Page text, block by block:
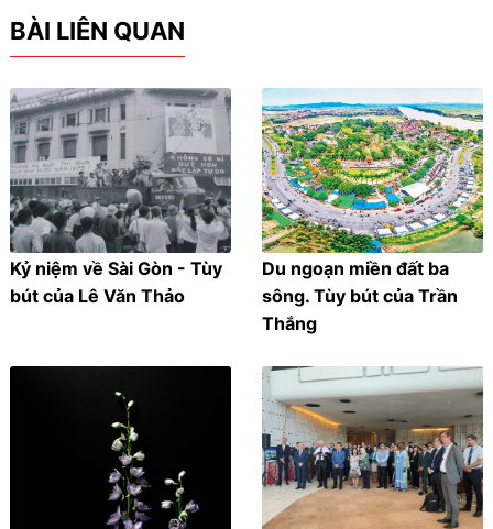
BÀI LIÊN QUAN
Kỷ niệm về Sài Gòn - Tùy
bút của Lê Văn Thảo
Du ngoạn miền đất ba
sông. Tùy bút của Trần
Thắng